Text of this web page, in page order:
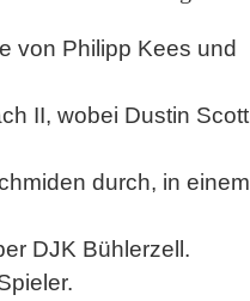
von Philipp Kees und
II, wobei Dustin Scott
durch, in einem
DJK Bühlerzell.